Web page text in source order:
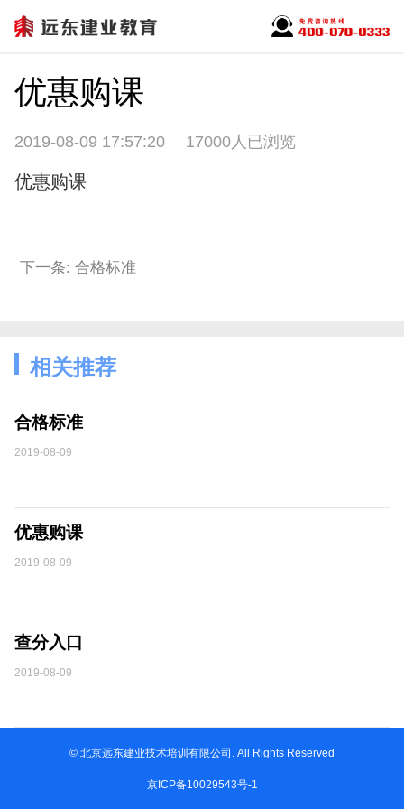
优惠购课
2019-08-09 17:57:20 17000人已浏览
优惠购课
下一条: 合格标准
相关推荐
合格标准
2019-08-09
优惠购课
2019-08-09
查分入口
2019-08-09
© 北京远东建业技术培训有限公司. All Rights Reserved
京ICP备10029543号-1